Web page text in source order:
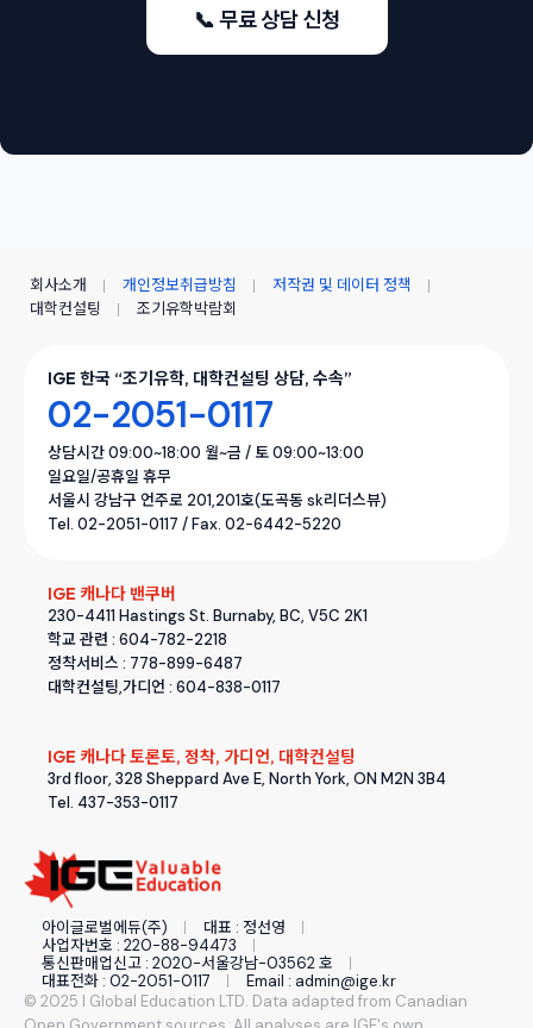
📞 무료 상담 신청
IGE 한국 “조기유학, 대학컨설팅 상담, 수속”
02-2051-0117
상담시간 09:00~18:00 월~금 / 토 09:00~13:00
일요일/공휴일 휴무
서울시 강남구 언주로 201,201호(도곡동 sk리더스뷰)
Tel. 02-2051-0117 / Fax. 02-6442-5220
IGE 캐나다 밴쿠버
230-4411 Hastings St. Burnaby, BC, V5C 2K1
학교 관련 : 604-782-2218
정착서비스 : 778-899-6487
대학컨설팅,가디언 : 604-838-0117
IGE 캐나다 토론토, 정착, 가디언, 대학컨설팅
3rd floor, 328 Sheppard Ave E, North York, ON M2N 3B4
Tel. 437-353-0117
아이글로벌에듀(주)
대표 : 정선영
사업자번호 : 220-88-94473
통신판매업신고 : 2020-서울강남-03562 호
대표전화 : 02-2051-0117
Email : admin@ige.kr
회사소개 개인정보취급방침
저작권 및 데이터 정책
대학컨설팅
조기유학박람회
© 2025 I Global Education LTD. Data adapted from Canadian